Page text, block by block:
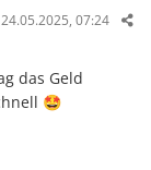
24.05.2025, 07:24
das Geld
🤩